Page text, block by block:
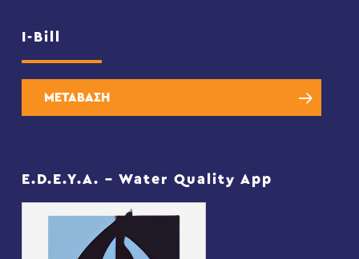
I-Bill
ΜΕΤΑΒΑΣΗ
E.D.E.Y.A. – Water Quality App